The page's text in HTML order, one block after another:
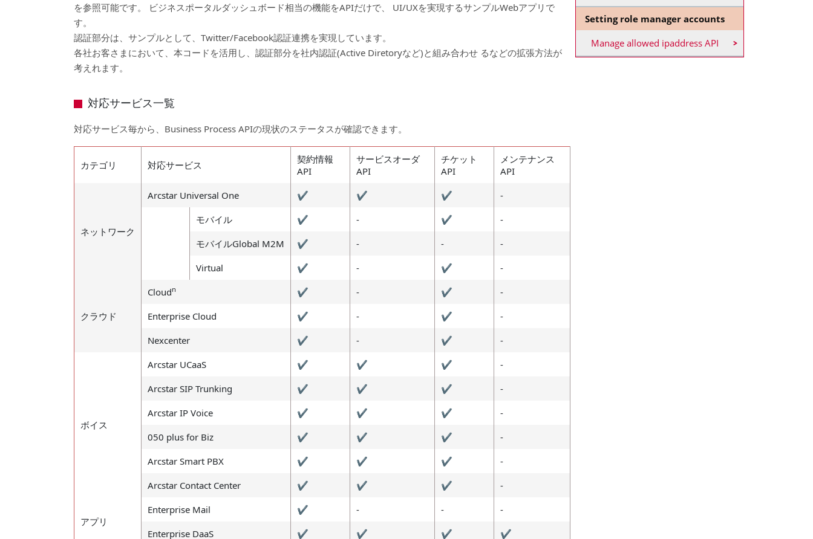
を参照可能です。 ビジネスポータルダッシュボード相当の機能をAPIだけで、 UI/UXを実現するサンプルWebアプリで
す。
認証部分は、サンプルとして、Twitter/Facebook認証連携を実現しています。
各社お客さまにおいて、本コードを活用し、認証部分を社内認証(Active Diretoryなど)と組み合わせ るなどの拡張方法が
考えれます。
対応サービス一覧
対応サービス毎から、Business Process APIの現状のステータスが確認できます。
カテゴリ 対応サービス
契約情報
API
サービスオーダ
API
チケット
API
メンテナンス
API
ネットワーク
Arcstar Universal One ✔ ✔ ✔
-
モバイル
✔ - ✔
-
モバイルGlobal M2M
✔ - -
-
Virtual
✔ - ✔ -
クラウド
Cloudn ✔ - ✔
-
Enterprise Cloud
✔ - ✔
-
Nexcenter
✔ - ✔ -
ボイス
Arcstar UCaaS ✔ ✔ ✔
-
Arcstar SIP Trunking
✔ ✔ ✔
-
Arcstar IP Voice
✔ ✔ ✔
-
050 plus for Biz
✔ ✔ ✔
-
Arcstar Smart PBX
✔ ✔ ✔
-
Arcstar Contact Center
✔ ✔ ✔ -
アプリ
Enterprise Mail ✔ - -
-
Enterprise DaaS
✔ ✔ ✔ ✔
Setting role manager accounts
Manage allowed ipaddress API